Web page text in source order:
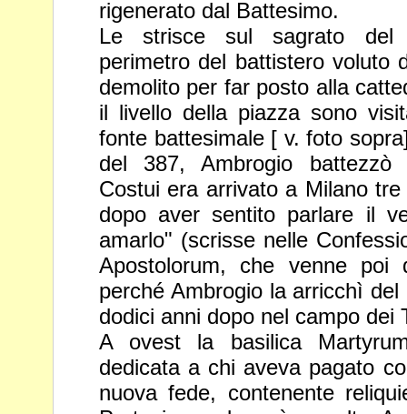
rigenerato dal Battesimo.
Le strisce sul sagrato del
perimetro del battistero voluto
demolito per far posto alla
il livello della piazza sono
fonte battesimale [ v. foto
del 387, Ambrogio battezzò
Costui era arrivato a Milano
dopo aver sentito parlare il
amarlo" (scrisse nelle
Apostolorum, che venne poi
perché Ambrogio la arricchì
dodici anni dopo nel campo dei
A ovest la basilica
dedicata a chi aveva pagato
nuova fede, contenente